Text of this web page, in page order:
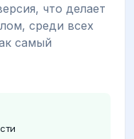
что делает
среди всех
самый